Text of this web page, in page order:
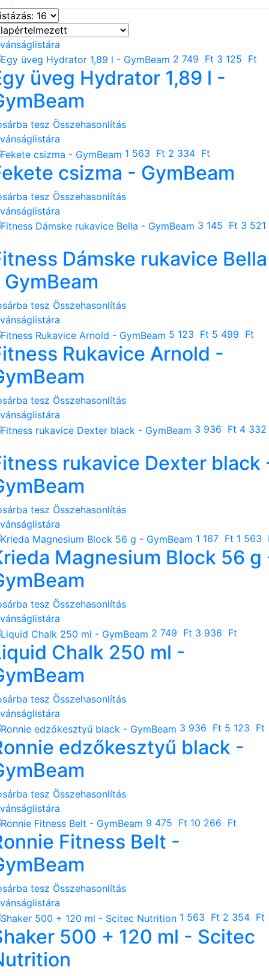
2 749 Ft 3 125 Ft
üveg Hydrator 1,89 l -
tesz Összehasonlítás
1 563 Ft 2 334 Ft
csizma - GymBeam
tesz Összehasonlítás
3 145 Ft 3 521
Dámske rukavice Bella
tesz Összehasonlítás
5 123 Ft 5 499 Ft
Rukavice Arnold -
tesz Összehasonlítás
3 936 Ft 4 332
rukavice Dexter black
tesz Összehasonlítás
1 167 Ft 1 563
Magnesium Block 56 g
tesz Összehasonlítás
2 749 Ft 3 936 Ft
Chalk 250 ml -
tesz Összehasonlítás
3 936 Ft 5 123 Ft
edzőkesztyű black -
tesz Összehasonlítás
9 475 Ft 10 266 Ft
Fitness Belt -
tesz Összehasonlítás
1 563 Ft 2 354 Ft
500 + 120 ml - Scitec